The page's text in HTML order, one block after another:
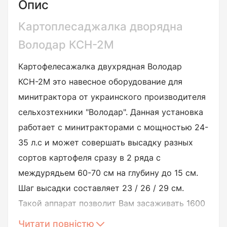
Опис
Картоплесаджалка дворядна
Володар КСН-2М
Картофелесажалка двухрядная Володар
КСН-2М это навесное оборудование для
минитрактора от украинского производителя
сельхозтехники "Володар". Данная установка
работает с минитракторами с мощностью 24-
35 л.с и может совершать высадку разных
сортов картофеля сразу в 2 ряда с
междурядьем 60-70 см на глубину до 15 см.
Шаг высадки составляет 23 / 26 / 29 см.
Такой аппарат позволит Вам засаживать 1600
соток земли в час без каких либо физических
Читати повністю